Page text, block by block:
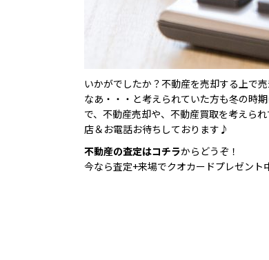
いかがでしたか？不動産を売却する上で
なあ・・・と考えられていた方も冬の時
で、不動産売却や、不動産買取を考えら
店＆お電話お待ちしております♪
不動産の査定はコチラからどうぞ！
今なら査定+来場でクオカードプレゼント